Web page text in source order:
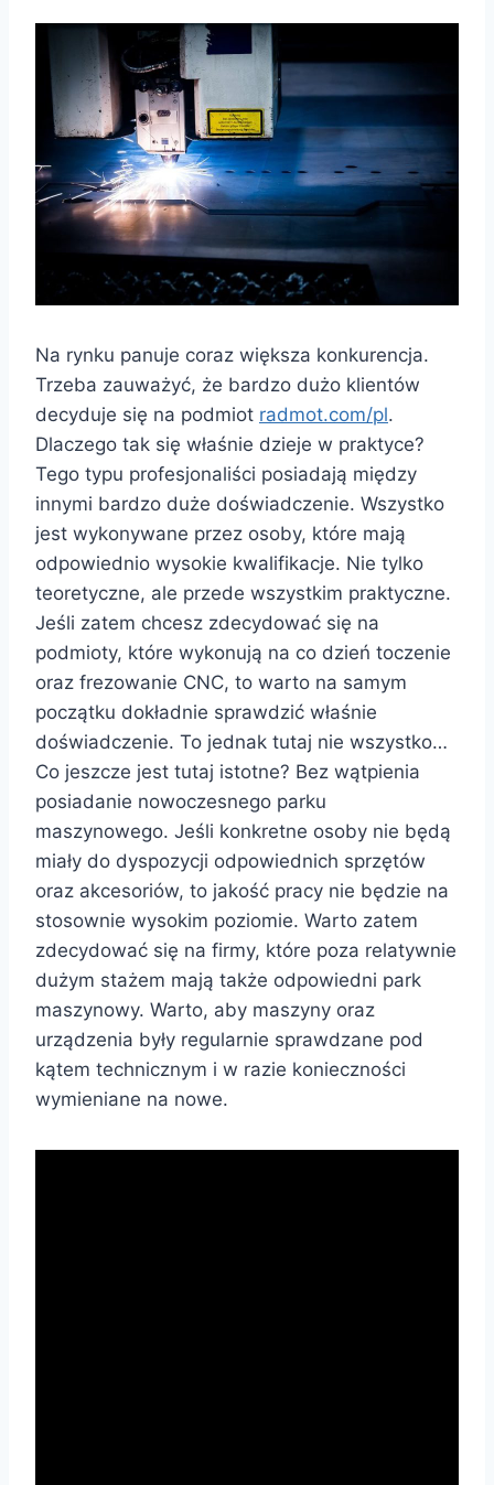
Na rynku panuje coraz większa konkurencja.
Trzeba zauważyć, że bardzo dużo klientów
decyduje się na podmiot radmot.com/pl.
Dlaczego tak się właśnie dzieje w praktyce?
Tego typu profesjonaliści posiadają między
innymi bardzo duże doświadczenie. Wszystko
jest wykonywane przez osoby, które mają
odpowiednio wysokie kwalifikacje. Nie tylko
teoretyczne, ale przede wszystkim praktyczne.
Jeśli zatem chcesz zdecydować się na
podmioty, które wykonują na co dzień toczenie
oraz frezowanie CNC, to warto na samym
początku dokładnie sprawdzić właśnie
doświadczenie. To jednak tutaj nie wszystko…
Co jeszcze jest tutaj istotne? Bez wątpienia
posiadanie nowoczesnego parku
maszynowego. Jeśli konkretne osoby nie będą
miały do dyspozycji odpowiednich sprzętów
oraz akcesoriów, to jakość pracy nie będzie na
stosownie wysokim poziomie. Warto zatem
zdecydować się na firmy, które poza relatywnie
dużym stażem mają także odpowiedni park
maszynowy. Warto, aby maszyny oraz
urządzenia były regularnie sprawdzane pod
kątem technicznym i w razie konieczności
wymieniane na nowe.